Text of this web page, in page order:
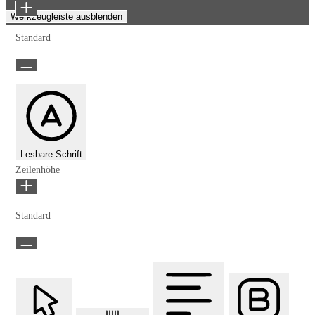
Werkzeugleiste ausblenden
Standard
Lesbare Schrift
Zeilenhöhe
Standard